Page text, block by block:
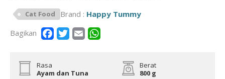
Brand : Happy Tummy
Cat Food
Bagikan
Rasa
Ayam dan Tuna
Berat
800 g